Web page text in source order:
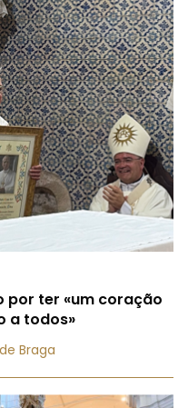
por ter «um coração
a todos»
Braga